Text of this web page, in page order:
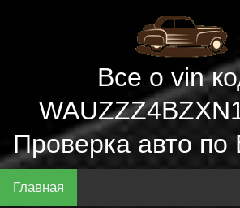
Все о vin
Проверка авто
Главная